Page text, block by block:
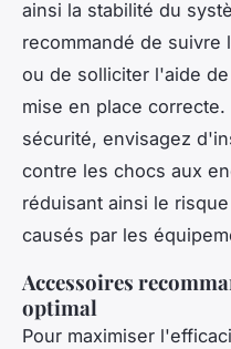
ainsi la stabilité du
recommandé de
ou de solliciter l'aide
mise en place
sécurité, envisagez
contre les chocs aux
réduisant ainsi le
causés par les
Accessoires
optimal
Pour maximiser